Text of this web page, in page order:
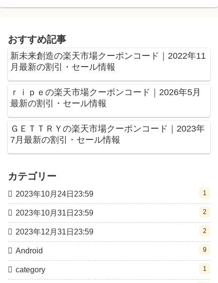
おすすめ記事
新未来創造の楽天市場クーポンコード｜2022年11
月最新の割引・セール情報
ｒｉｐｅの楽天市場クーポンコード｜2026年5月
最新の割引・セール情報
ＧＥＴＴＲＹの楽天市場クーポンコード｜2023年
7月最新の割引・セール情報
カテゴリー
2023年10月24日23:59 1
2023年10月31日23:59 2
2023年12月31日23:59 2
Android 9
category 1